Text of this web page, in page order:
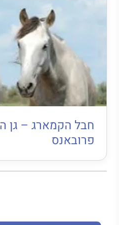
חבל הקמארג – גן
פרובאנס